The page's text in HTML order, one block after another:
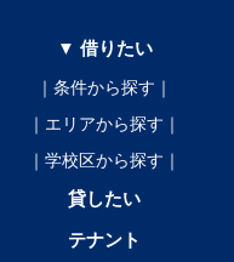
▼ 借りたい
｜条件から探す｜
｜エリアから探す｜
｜学校区から探す｜
貸したい
テナント